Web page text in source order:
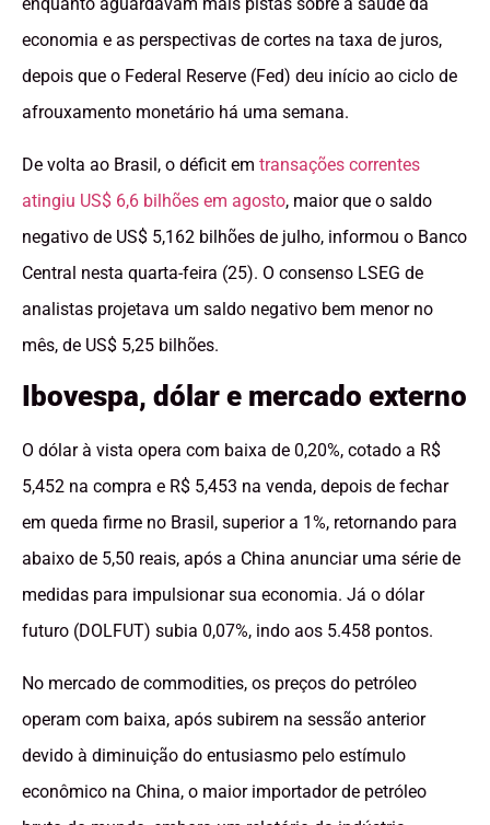
enquanto aguardavam mais pistas sobre a saúde da
economia e as perspectivas de cortes na taxa de juros,
depois que o Federal Reserve (Fed) deu início ao ciclo de
afrouxamento monetário há uma semana.
De volta ao Brasil, o déficit em transações correntes
atingiu US$ 6,6 bilhões em agosto, maior que o saldo
negativo de US$ 5,162 bilhões de julho, informou o Banco
Central nesta quarta-feira (25). O consenso LSEG de
analistas projetava um saldo negativo bem menor no
mês, de US$ 5,25 bilhões.
Ibovespa, dólar e mercado externo
O dólar à vista opera com baixa de 0,20%, cotado a R$
5,452 na compra e R$ 5,453 na venda, depois de fechar
em queda firme no Brasil, superior a 1%, retornando para
abaixo de 5,50 reais, após a China anunciar uma série de
medidas para impulsionar sua economia. Já o dólar
futuro (DOLFUT) subia 0,07%, indo aos 5.458 pontos.
No mercado de commodities, os preços do petróleo
operam com baixa, após subirem na sessão anterior
devido à diminuição do entusiasmo pelo estímulo
econômico na China, o maior importador de petróleo